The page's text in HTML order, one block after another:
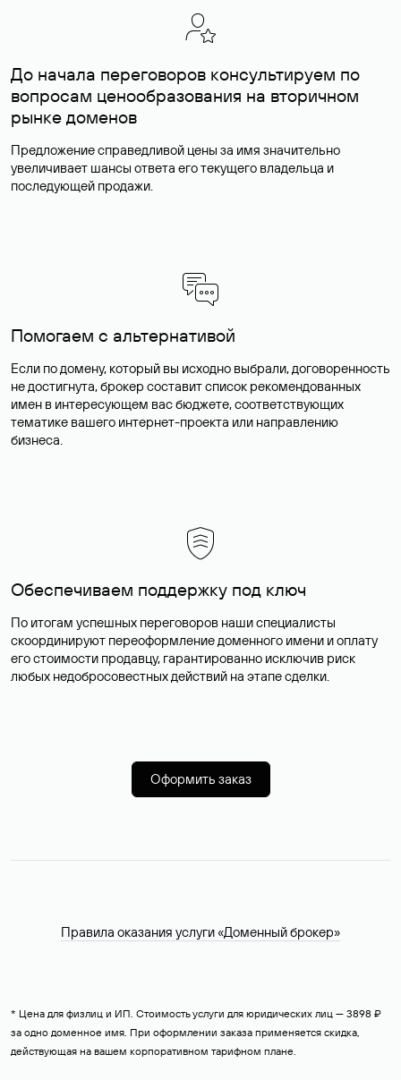
До начала переговоров консультируем по
вопросам ценообразования на вторичном
рынке доменов
Предложение справедливой цены за имя значительно
увеличивает шансы ответа его текущего владельца и
последующей продажи.
Помогаем с альтернативой
Если по домену, который вы исходно выбрали, договоренность
не достигнута, брокер составит список рекомендованных
имен в интересующем вас бюджете, соответствующих
тематике вашего интернет-проекта или направлению
бизнеса.
Обеспечиваем поддержку под ключ
По итогам успешных переговоров наши специалисты
скоординируют переоформление доменного имени и оплату
его стоимости продавцу, гарантированно исключив риск
любых недобросовестных действий на этапе сделки.
Оформить заказ
Правила оказания услуги «Доменный брокер»
* Цена для физлиц и ИП. Стоимость услуги для юридических лиц — 3898 ₽
за одно доменное имя. При оформлении заказа применяется скидка,
действующая на вашем корпоративном тарифном плане.